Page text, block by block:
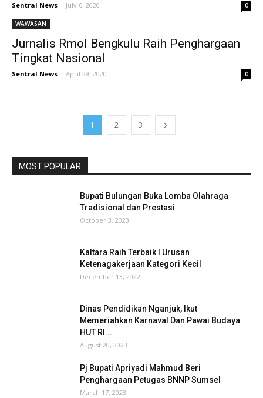
Sentral News - July 6, 2020 0
WAWASAN
Jurnalis Rmol Bengkulu Raih Penghargaan
Tingkat Nasional
Sentral News - April 29, 2020 0
1 2 3
MOST POPULAR
Bupati Bulungan Buka Lomba Olahraga
Tradisional dan Prestasi
October 3, 2023
Kaltara Raih Terbaik I Urusan
Ketenagakerjaan Kategori Kecil
December 13, 2022
Dinas Pendidikan Nganjuk, Ikut
Memeriahkan Karnaval Dan Pawai Budaya
HUT RI...
August 20, 2023
Pj Bupati Apriyadi Mahmud Beri
Penghargaan Petugas BNNP Sumsel
March 17, 2023